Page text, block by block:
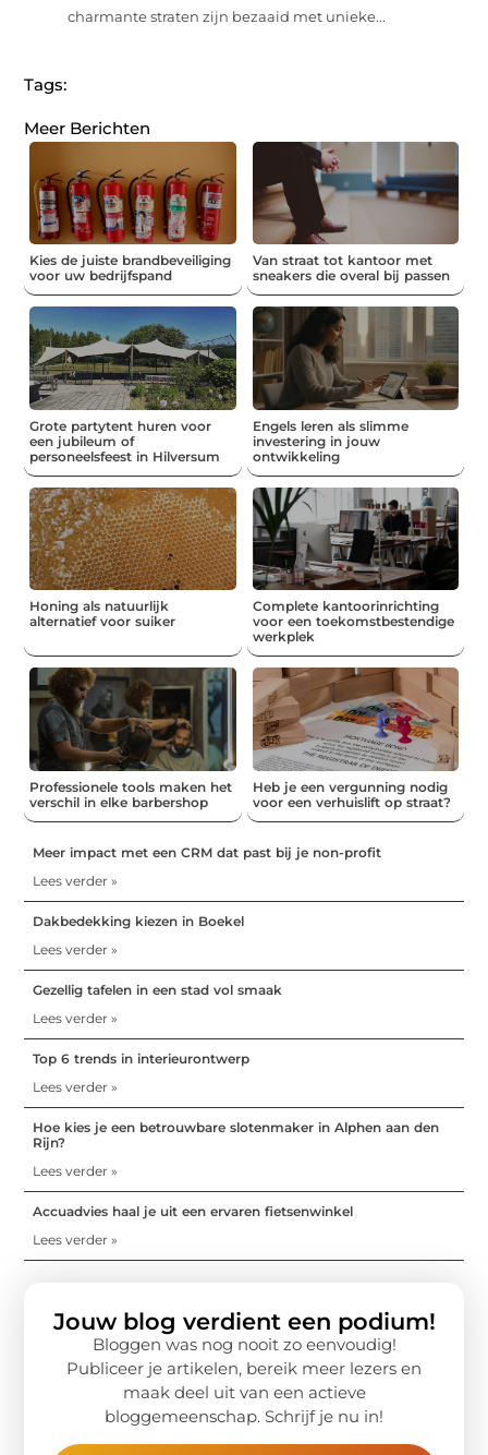
charmante straten zijn bezaaid met unieke...
Tags:
Meer Berichten
Kies de juiste brandbeveiliging
voor uw bedrijfspand
Van straat tot kantoor met
sneakers die overal bij passen
Grote partytent huren voor
een jubileum of
personeelsfeest in Hilversum
Engels leren als slimme
investering in jouw
ontwikkeling
Honing als natuurlijk
alternatief voor suiker
Complete kantoorinrichting
voor een toekomstbestendige
werkplek
Professionele tools maken het
verschil in elke barbershop
Heb je een vergunning nodig
voor een verhuislift op straat?
Meer impact met een CRM dat past bij je non-profit
Lees verder »
Dakbedekking kiezen in Boekel
Lees verder »
Gezellig tafelen in een stad vol smaak
Lees verder »
Top 6 trends in interieurontwerp
Lees verder »
Hoe kies je een betrouwbare slotenmaker in Alphen aan den
Rijn?
Lees verder »
Accuadvies haal je uit een ervaren fietsenwinkel
Lees verder »
Jouw blog verdient een podium!
Bloggen was nog nooit zo eenvoudig!
Publiceer je artikelen, bereik meer lezers en
maak deel uit van een actieve
bloggemeenschap. Schrijf je nu in!